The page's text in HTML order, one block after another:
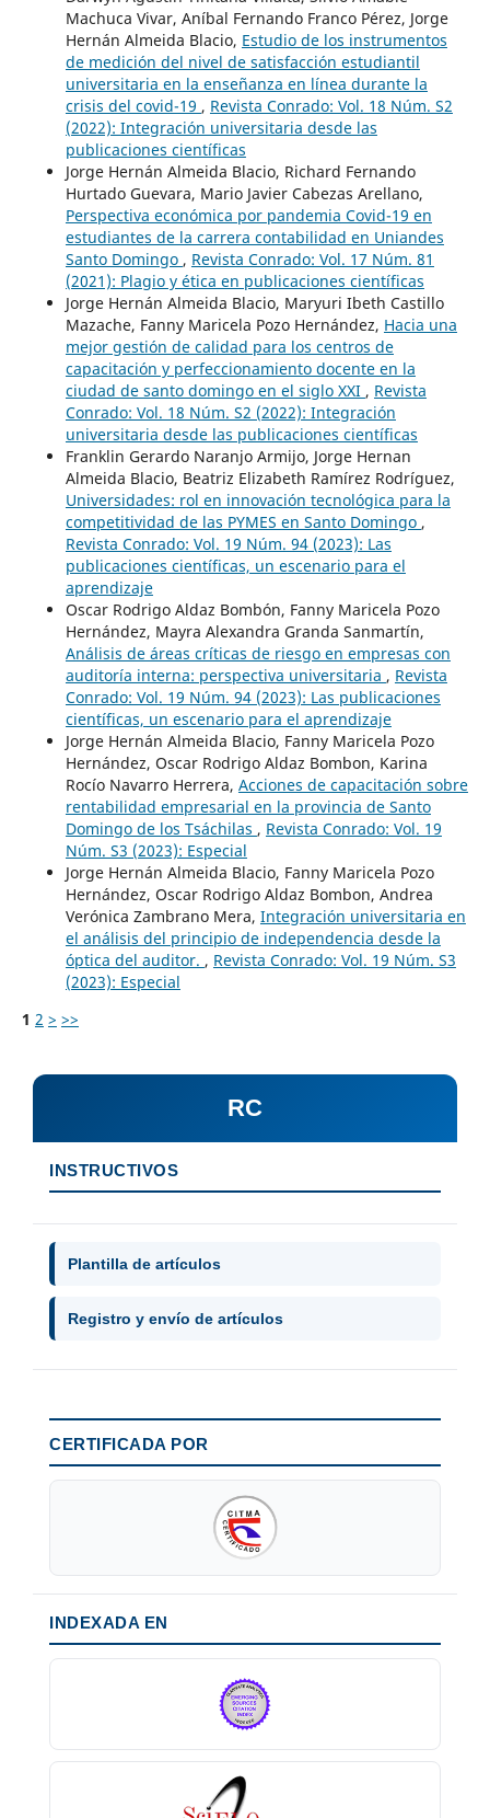
Machuca Vivar, Aníbal Fernando Franco Pérez, Jorge
Hernán Almeida Blacio, Estudio de los instrumentos
de medición del nivel de satisfacción estudiantil
universitaria en la enseñanza en línea durante la
crisis del covid-19 , Revista Conrado: Vol. 18 Núm. S2
(2022): Integración universitaria desde las
publicaciones científicas
Jorge Hernán Almeida Blacio, Richard Fernando
Hurtado Guevara, Mario Javier Cabezas Arellano,
Perspectiva económica por pandemia Covid-19 en
estudiantes de la carrera contabilidad en Uniandes
Santo Domingo , Revista Conrado: Vol. 17 Núm. 81
(2021): Plagio y ética en publicaciones científicas
Jorge Hernán Almeida Blacio, Maryuri Ibeth Castillo
Mazache, Fanny Maricela Pozo Hernández, Hacia una
mejor gestión de calidad para los centros de
capacitación y perfeccionamiento docente en la
ciudad de santo domingo en el siglo XXI , Revista
Conrado: Vol. 18 Núm. S2 (2022): Integración
universitaria desde las publicaciones científicas
Franklin Gerardo Naranjo Armijo, Jorge Hernan
Almeida Blacio, Beatriz Elizabeth Ramírez Rodríguez,
Universidades: rol en innovación tecnológica para la
competitividad de las PYMES en Santo Domingo ,
Revista Conrado: Vol. 19 Núm. 94 (2023): Las
publicaciones científicas, un escenario para el
aprendizaje
Oscar Rodrigo Aldaz Bombón, Fanny Maricela Pozo
Hernández, Mayra Alexandra Granda Sanmartín,
Análisis de áreas críticas de riesgo en empresas con
auditoría interna: perspectiva universitaria , Revista
Conrado: Vol. 19 Núm. 94 (2023): Las publicaciones
científicas, un escenario para el aprendizaje
Jorge Hernán Almeida Blacio, Fanny Maricela Pozo
Hernández, Oscar Rodrigo Aldaz Bombon, Karina
Rocío Navarro Herrera, Acciones de capacitación sobre
rentabilidad empresarial en la provincia de Santo
Domingo de los Tsáchilas , Revista Conrado: Vol. 19
Núm. S3 (2023): Especial
Jorge Hernán Almeida Blacio, Fanny Maricela Pozo
Hernández, Oscar Rodrigo Aldaz Bombon, Andrea
Verónica Zambrano Mera, Integración universitaria en
el análisis del principio de independencia desde la
óptica del auditor. , Revista Conrado: Vol. 19 Núm. S3
(2023): Especial
1 2 > >>
RC
INSTRUCTIVOS
Plantilla de artículos
Registro y envío de artículos
CERTIFICADA POR
INDEXADA EN